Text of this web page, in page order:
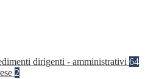
dirigenti - amministrativi 64
2